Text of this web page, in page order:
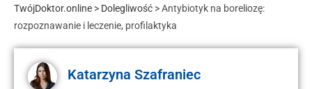
TwójDoktor.online > Dolegliwość >Antybiotyk na boreliozę:
rozpoznawanie i leczenie, profilaktyka
Katarzyna Szafraniec